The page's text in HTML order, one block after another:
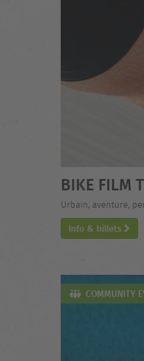
BIKE FILM
Urbain, aventure,
Info & billets
COMMUNITY